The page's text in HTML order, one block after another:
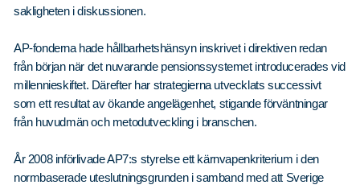
sakligheten i diskussionen.
AP-fonderna hade hållbarhetshänsyn inskrivet i direktiven redan
från början när det nuvarande pensionssystemet introducerades vid
millennieskiftet. Därefter har strategierna utvecklats successivt
som ett resultat av ökande angelägenhet, stigande förväntningar
från huvudmän och metodutveckling i branschen.
År 2008 införlivade AP7:s styrelse ett kärnvapenkriterium i den
normbaserade uteslutningsgrunden i samband med att Sverige